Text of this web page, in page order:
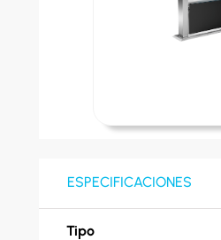
ESPECIFICACIONES
Tipo